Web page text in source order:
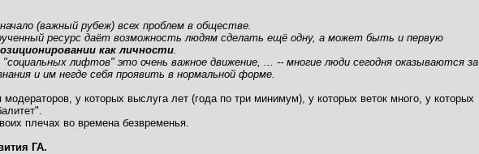
(важный рубеж) всех проблем в обществе.
ресурс даёт возможность людям сделать ещё одну, а может быть и первую
как личности.
лифтов" это очень важное движение, ... -- многие люди сегодня оказываются за
и им негде себя проявить в нормальной форме.
у которых выслуга лет (года по три минимум), у которых веток много, у которых
плечах во времена безвременья.
ГА.